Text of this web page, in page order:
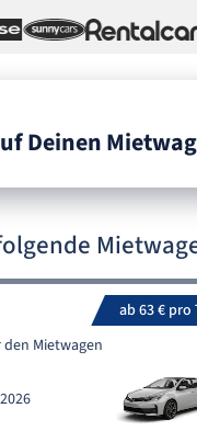
Deinen
ab 63 € pro
Mietwagen